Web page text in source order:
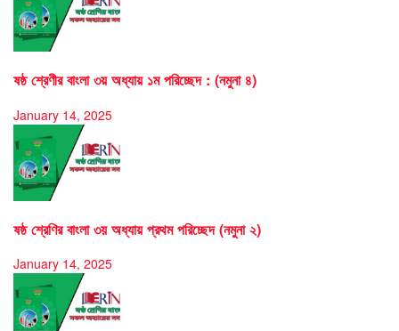
ষষ্ঠ শ্রেণীর বাংলা ৩য় অধ্যায় ১ম পরিচ্ছেদ : (নমুনা ৪)
January 14, 2025
ষষ্ঠ শ্রেণির বাংলা ৩য় অধ্যায় প্রথম পরিচ্ছেদ (নমুনা ২)
January 14, 2025